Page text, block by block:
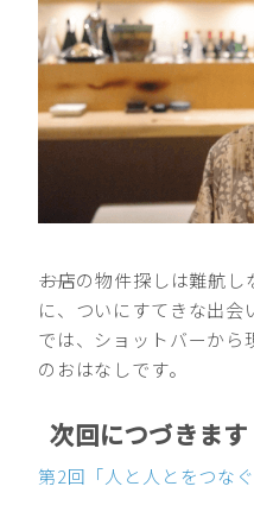
――お店の物件探しは難航
に、ついにすてきな出会
では、ショットバーから
のおはなしです。
次回につづきます
第2回「人と人とをつな